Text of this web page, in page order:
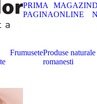
PRIMA
PAGINA
MAGAZIN
ONLINE
FrumuseteProduse naturale
romanesti